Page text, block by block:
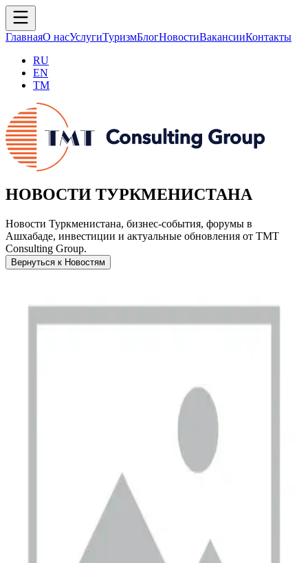
ГлавнаяО насУслугиТуризмБлогНовостиВакансииКонтакты
RU
EN
TM
НОВОСТИ ТУРКМЕНИСТАНА
Новости Туркменистана, бизнес-события, форумы в
Ашхабаде, инвестиции и актуальные обновления от TMT
Consulting Group.
Вернуться к Новостям